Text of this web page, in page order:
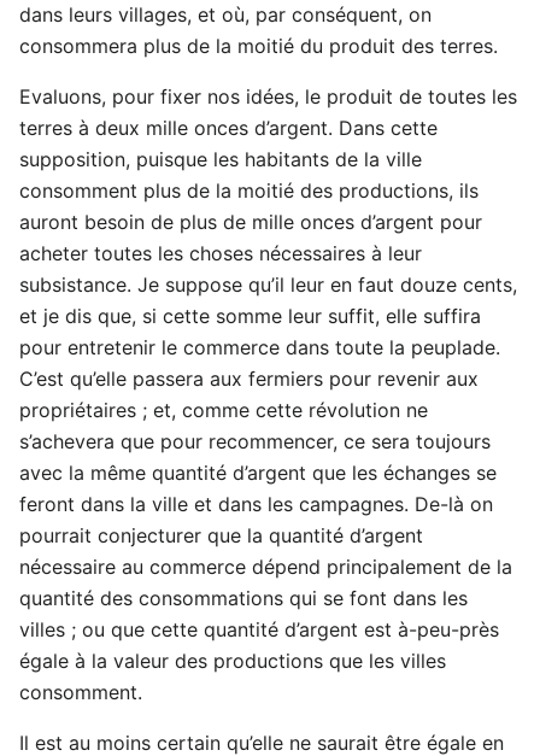
dans leurs villages, et où, par conséquent, on
consommera plus de la moitié du produit des terres.
Evaluons, pour fixer nos idées, le produit de toutes les
terres à deux mille onces d’argent. Dans cette
supposition, puisque les habitants de la ville
consomment plus de la moitié des productions, ils
auront besoin de plus de mille onces d’argent pour
acheter toutes les choses nécessaires à leur
subsistance. Je suppose qu’il leur en faut douze cents,
et je dis que, si cette somme leur suffit, elle suffira
pour entretenir le commerce dans toute la peuplade.
C’est qu’elle passera aux fermiers pour revenir aux
propriétaires ; et, comme cette révolution ne
s’achevera que pour recommencer, ce sera toujours
avec la même quantité d’argent que les échanges se
feront dans la ville et dans les campagnes. De-là on
pourrait conjecturer que la quantité d’argent
nécessaire au commerce dépend principalement de la
quantité des consommations qui se font dans les
villes ; ou que cette quantité d’argent est à-peu-près
égale à la valeur des productions que les villes
consomment.
Il est au moins certain qu’elle ne saurait être égale en